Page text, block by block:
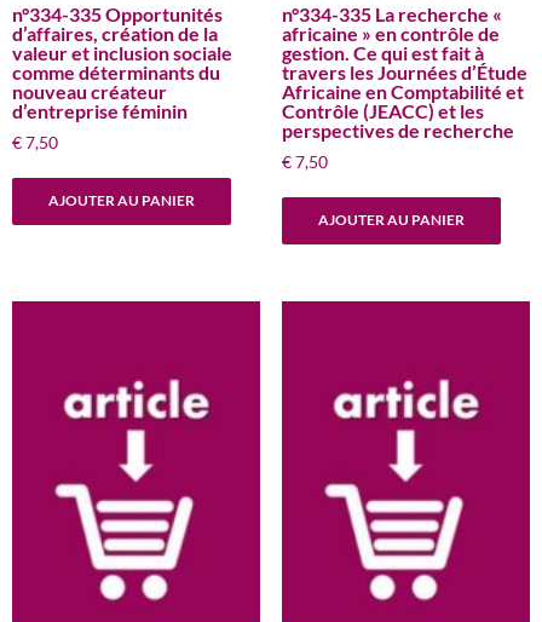
n°334-335 Opportunités
d’affaires, création de la
valeur et inclusion sociale
comme déterminants du
nouveau créateur
d’entreprise féminin
€7,50
AJOUTER AU PANIER
n°334-335 La recherche «
africaine » en contrôle de
gestion. Ce qui est fait à
travers les Journées d’Étude
Africaine en Comptabilité et
Contrôle (JEACC) et les
perspectives de recherche
€7,50
AJOUTER AU PANIER